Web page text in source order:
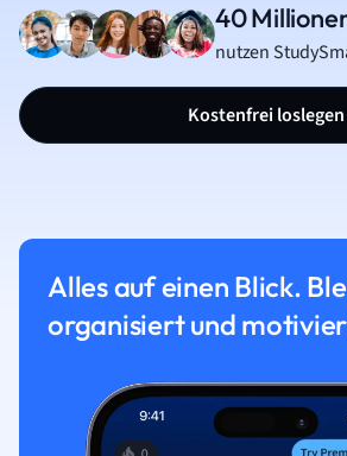
40
nutzen
Kostenfrei loslegen
Alles auf einen Blick.
organisiert und